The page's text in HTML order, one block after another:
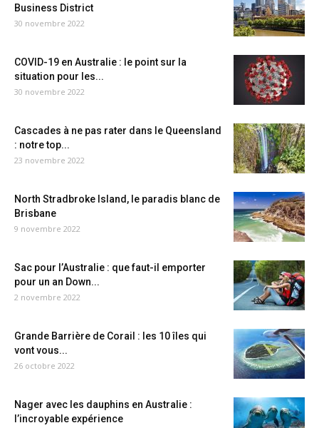
Business District
30 novembre 2022
COVID-19 en Australie : le point sur la
situation pour les...
30 novembre 2022
Cascades à ne pas rater dans le Queensland
: notre top...
23 novembre 2022
North Stradbroke Island, le paradis blanc de
Brisbane
9 novembre 2022
Sac pour l’Australie : que faut-il emporter
pour un an Down...
2 novembre 2022
Grande Barrière de Corail : les 10 îles qui
vont vous...
26 octobre 2022
Nager avec les dauphins en Australie :
l’incroyable expérience